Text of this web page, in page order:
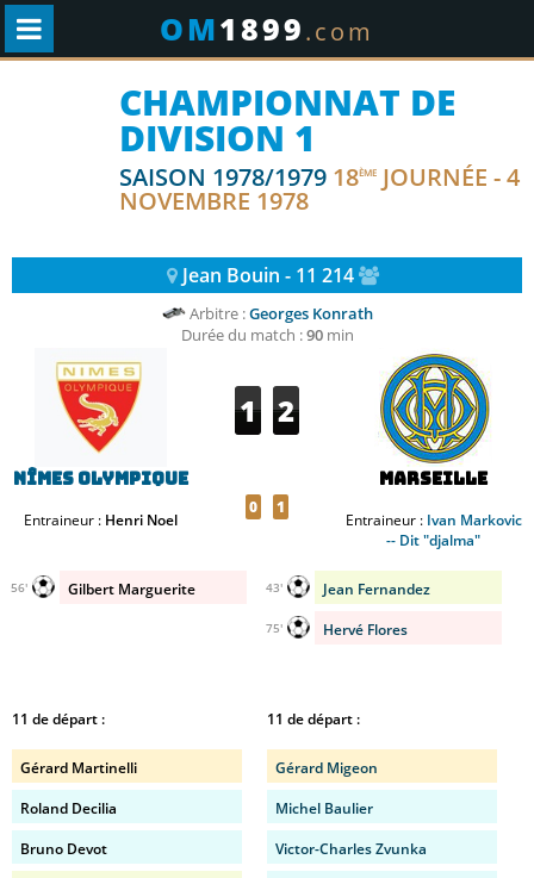
OM1899.com
CHAMPIONNAT DE
DIVISION 1
SAISON 1978/1979 18ÈME JOURNÉE - 4
NOVEMBRE 1978
Jean Bouin - 11 214
Arbitre :Georges Konrath
Durée du match :90min
Nîmes Olympique
Entraineur : Henri Noel
1 2
0 1
Marseille
Entraineur : Ivan Markovic
-- Dit "djalma"
Gilbert Marguerite
56' Jean Fernandez
43'
Hervé Flores
75'
11 de départ :
Gérard Martinelli
Roland Decilia
Bruno Devot
11 de départ :
Gérard Migeon
Michel Baulier
Victor-Charles Zvunka